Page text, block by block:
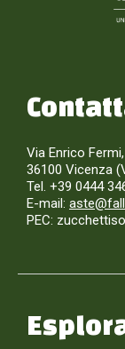
Via Enrico
36100 Vicenza
Tel. +39 0444
E-mail:
PEC: